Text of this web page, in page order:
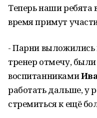
Теперь наши ребята
время примут
- Парни выложились
тренер отмечу,
воспитанниками
работать дальше, у
стремиться к ещё